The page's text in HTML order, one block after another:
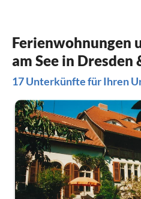
Ferienwohnungen
am See in Dresden
17 Unterkünfte für Ihren